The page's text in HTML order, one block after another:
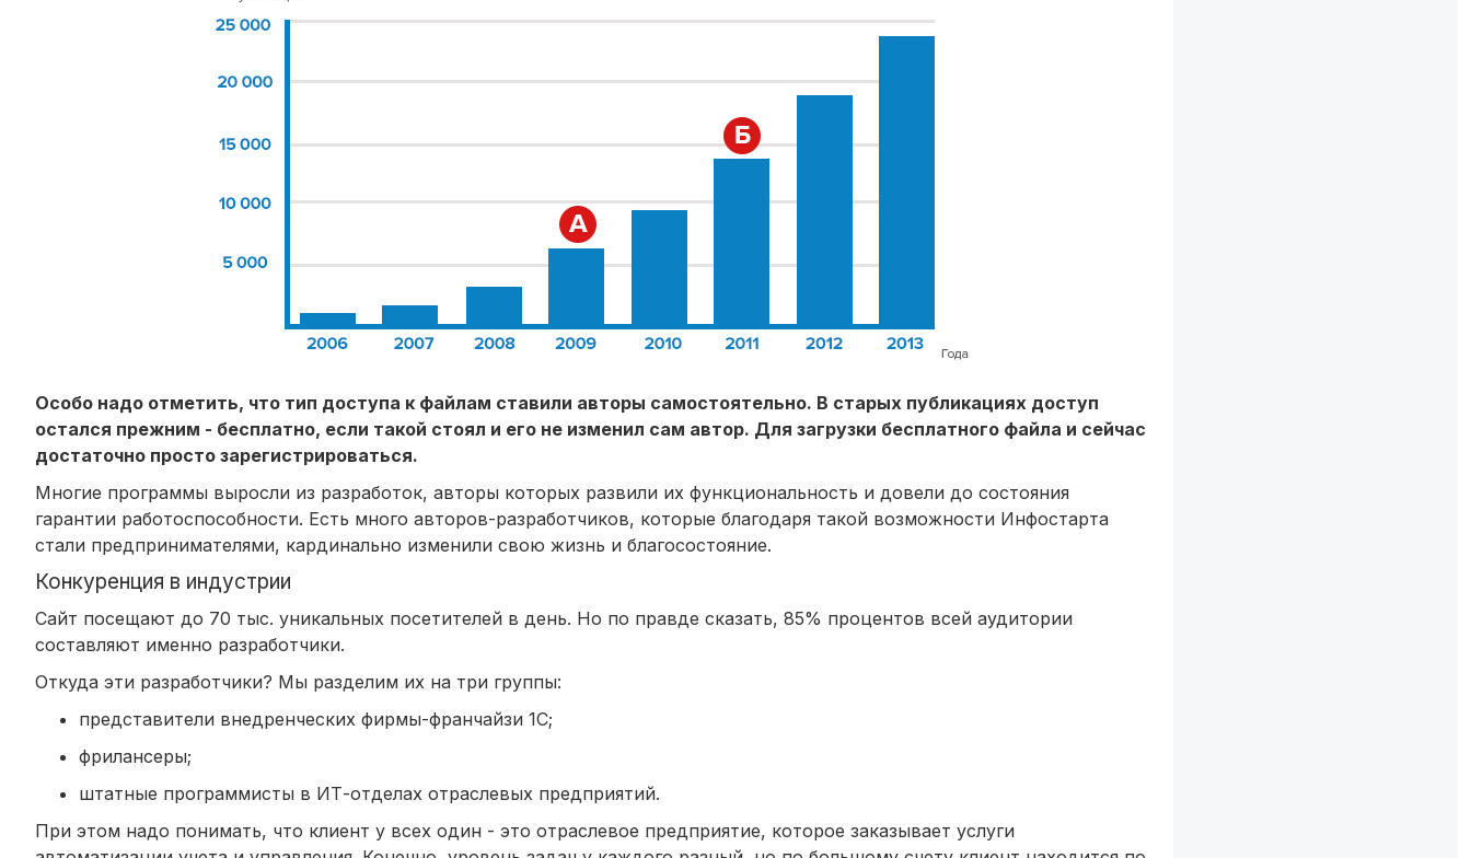
Особо надо отметить, что тип доступа к файлам ставили авторы самостоятельно. В старых публикациях доступ
остался прежним - бесплатно, если такой стоял и его не изменил сам автор. Для загрузки бесплатного файла и сейчас
достаточно просто зарегистрироваться.
Многие программы выросли из разработок, авторы которых развили их функциональность и довели до состояния
гарантии работоспособности. Есть много авторов-разработчиков, которые благодаря такой возможности Инфостарта
стали предпринимателями, кардинально изменили свою жизнь и благосостояние.
Конкуренция в индустрии
Сайт посещают до 70 тыс. уникальных посетителей в день. Но по правде сказать, 85% процентов всей аудитории
составляют именно разработчики.
Откуда эти разработчики? Мы разделим их на три группы:
представители внедренческих фирмы-франчайзи 1С;
фрилансеры;
штатные программисты в ИТ-отделах отраслевых предприятий.
При этом надо понимать, что клиент у всех один - это отраслевое предприятие, которое заказывает услуги